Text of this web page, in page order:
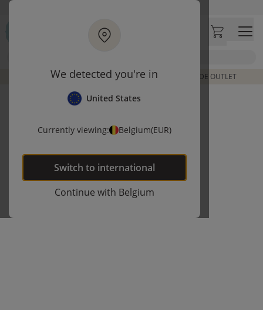
We detected you're in
United States
Currently viewing: Belgium(EUR)
Switch to international
Continue with Belgium
Ga naar hoofdinhoud
Klantbeoordelingen
DE LAATSTE ITEMS UIT VORIGE COLLECTIES | SHOP DE OUTLET